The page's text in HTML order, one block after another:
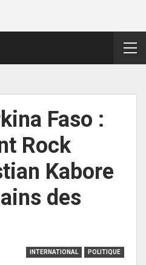
Faso :
Rock
Kabore
des
INTERNATIONAL POLITIQUE